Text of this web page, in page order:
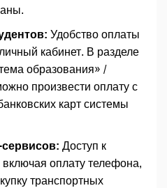
Удобство оплаты
кабинет. В разделе
образования» /
произвести оплату с
карт системы
Доступ к
оплату телефона,
транспортных